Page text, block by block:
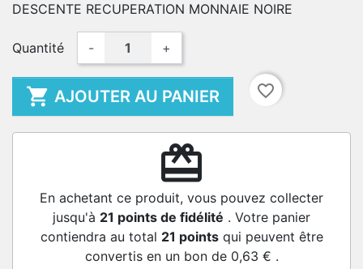
DESCENTE RECUPERATION MONNAIE NOIRE
Quantité - +
 AJOUTER AU PANIER favorite_border
redeem
En achetant ce produit, vous pouvez collecter
jusqu'à 21 points de fidélité . Votre panier
contiendra au total 21 pointsqui peuvent être
convertis en un bon de 0,63 € .